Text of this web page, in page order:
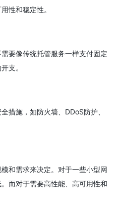
性和稳定性。
要像传统托管服务一样支付固定
支。
措施，如防火墙、DDoS防护、
和需求来决定。对于一些小型网
而对于需要高性能、高可用性和